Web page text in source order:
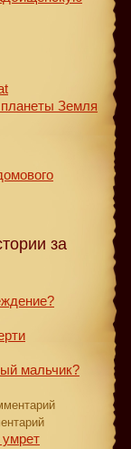
Земля
за
мальчик?
умрет